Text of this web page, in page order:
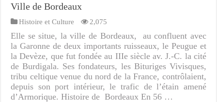
Ville de Bordeaux
Histoire et Culture 2,075
Elle se situe, la ville de Bordeaux, au confluent avec
la Garonne de deux importants ruisseaux, le Peugue et
la Devèze, que fut fondée au IIIe siècle av. J.-C. la cité
de Burdigala. Ses fondateurs, les Bituriges Vivisques,
tribu celtique venue du nord de la France, contrôlaient,
depuis son port intérieur, le trafic de l’étain amené
d’Armorique. Histoire de Bordeaux En 56 …